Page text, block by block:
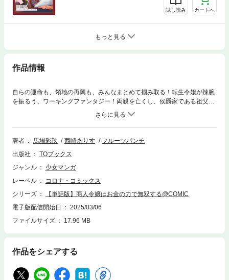
試し読み カートへ
もっと見る
作品情報
自らの運命も、領地の再興も、みんなまとめて掴み取る！転生令嬢が辣腕
を振るう、ワーキングファンタジー！両親を亡くし、侯爵家である祖父に
引き取られた少女サラ。彼女はある日を境に、商社勤務のバリキャリだっ
た前世を思い出す。このまま居候の身でいれば、従兄姉たちからのイジメ
は続き、待っているのは望まぬ政略結婚。自由の尊さを知り、求めるサラ
の出した結論は――、「前世の記憶を活かして商人になる…。うん、悪く
の元で知識と資金を蓄える！ ……はずだったのに、蓋を開ければ領地の
懐事情は真っ赤、経営破綻の危機に瀕していた!!このままでは自立どころ
らの運命も、領地の再興も、みんなまとめて掴み取る！転生令嬢が辣腕を
振るう、ワーキングファンタジー！
著者 馬場彩玖 西崎ありす
フルーツパンチ
出版社
TOブックス
ジャンル
少女マンガ
レーベル
コロナ・コミックス
シリーズ
【単話版】商人令嬢はお金の力で無双する@COMIC
電子版配信開始日
2025/03/06
ファイルサイズ
17.96 MB
作品をシェアする